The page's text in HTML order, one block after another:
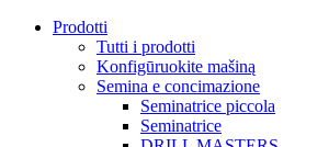
Prodotti
Tutti i prodotti
Konfigūruokite mašiną
Semina e concimazione
Seminatrice piccola
Seminatrice